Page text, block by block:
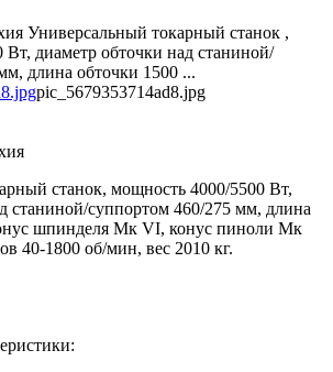
Универсальный токарный станок ,
диаметр обточки над станиной/
длина обточки 1500 ...
pic_5679353714ad8.jpg
станок, мощность 4000/5500 Вт,
станиной/суппортом 460/275 мм, длина
шпинделя Мк VI, конус пиноли Мк
40-1800 об/мин, вес 2010 кг.